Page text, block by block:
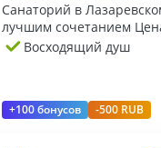
Санаторий в
лучшим сочетанием
Восходящий душ
+100 бонусов -500 RUB